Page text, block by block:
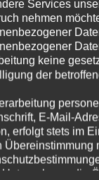
aus Parkett,
aus Holz,
mittels
durch die richtige
Wunsch für
mit Ihnen ihre
Services
nehmen
keine
der
E-Mail-
erfolgt stets im
Übereinstimmung
Unternehmen die